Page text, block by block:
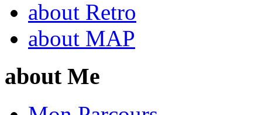
about Retro
about MAP
about Me